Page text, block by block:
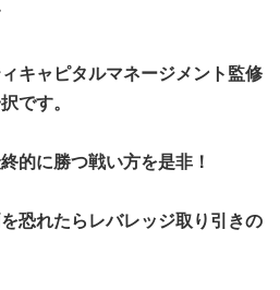
キャピタルマネージメント監修
です。
的に勝つ戦い方を是非！
恐れたらレバレッジ取り引きの